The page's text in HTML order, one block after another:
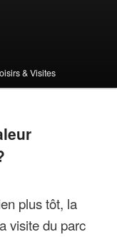
& Visites
plus tôt, la
visite du parc